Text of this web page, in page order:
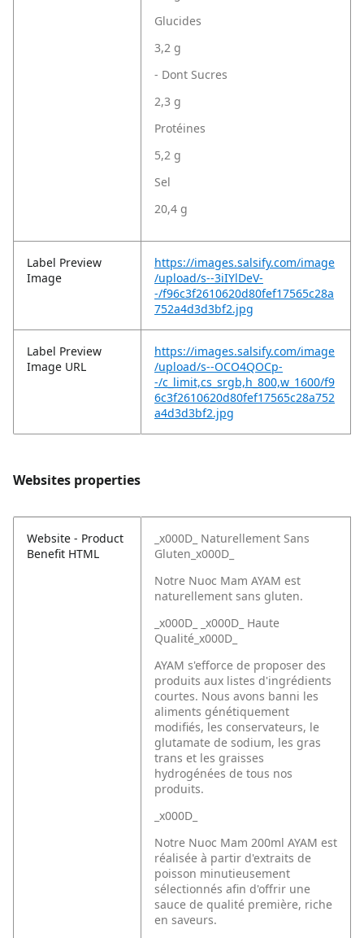
Glucides
3,2 g
- Dont Sucres
2,3 g
Protéines
5,2 g
Sel
20,4 g
Label Preview
Image
https://images.salsify.com/image
/upload/s--3iIYlDeV-
-/f96c3f2610620d80fef17565c28a
752a4d3d3bf2.jpg
Label Preview
Image URL
https://images.salsify.com/image
/upload/s--OCO4QOCp-
-/c_limit,cs_srgb,h_800,w_1600/f9
6c3f2610620d80fef17565c28a752
a4d3d3bf2.jpg
Websites properties
Website - Product
Benefit HTML
_x000D_ Naturellement Sans
Gluten_x000D_
Notre Nuoc Mam AYAM est
naturellement sans gluten.
_x000D_ _x000D_ Haute
Qualité_x000D_
AYAM s'efforce de proposer des
produits aux listes d'ingrédients
courtes. Nous avons banni les
aliments génétiquement
modifiés, les conservateurs, le
glutamate de sodium, les gras
trans et les graisses
hydrogénées de tous nos
produits.
_x000D_
Notre Nuoc Mam 200ml AYAM est
réalisée à partir d'extraits de
poisson minutieusement
sélectionnés afin d'offrir une
sauce de qualité première, riche
en saveurs.